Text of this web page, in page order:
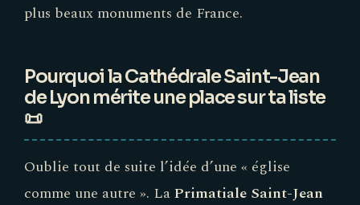
plus beaux monuments de France.
Pourquoi la Cathédrale Saint-Jean
de Lyon mérite une place sur ta liste
📜
Oublie tout de suite l’idée d’une « église
comme une autre ». LaPrimatiale Saint-Jean